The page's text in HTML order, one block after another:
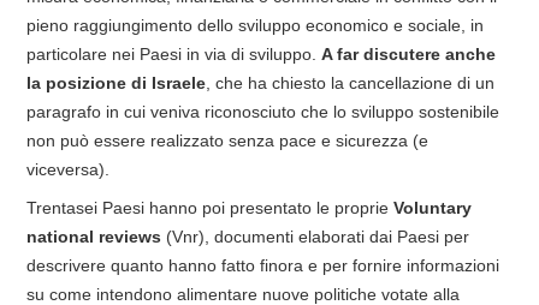
pieno raggiungimento dello sviluppo economico e sociale, in
particolare nei Paesi in via di sviluppo. A far discutere anche
la posizione di Israele , che ha chiesto la cancellazione di un
paragrafo in cui veniva riconosciuto che lo sviluppo sostenibile
non può essere realizzato senza pace e sicurezza (e
viceversa).
Trentasei Paesi hanno poi presentato le proprie Voluntary
national reviews (Vnr), documenti elaborati dai Paesi per
descrivere quanto hanno fatto finora e per fornire informazioni
su come intendono alimentare nuove politiche votate alla